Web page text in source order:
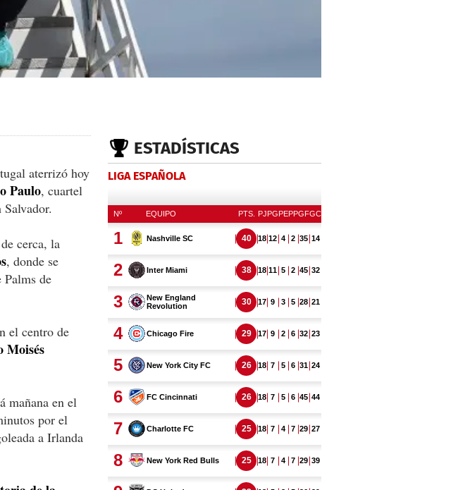
aterrizó hoy
Paulo, cuartel
cerca, la
, donde se
de
el centro de
Moisés
mañana en el
por el
a Irlanda
ESTADÍSTICAS
LIGA ESPAÑOLA